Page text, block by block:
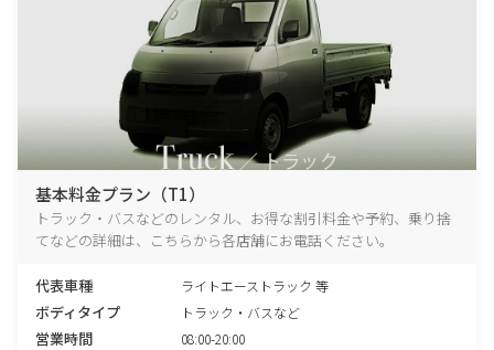
基本料金プラン（T1）
トラック・バスなどのレンタル、お得な割引料金や予約、乗り捨
てなどの詳細は、こちらから各店舗にお電話ください。
代表車種 ライトエーストラック 等
ボディタイプ トラック・バスなど
営業時間 08:00-20:00